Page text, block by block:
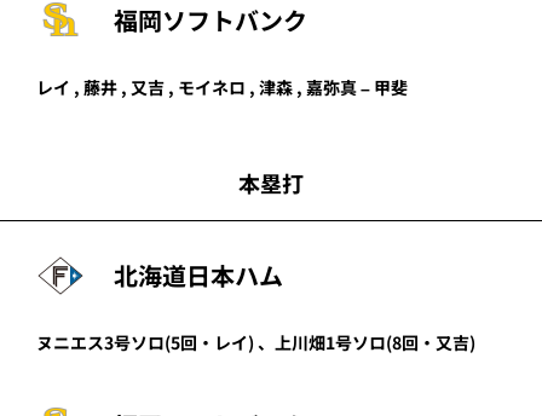
福岡ソフトバンク
レイ , 藤井 , 又吉 , モイネロ , 津森 , 嘉弥真– 甲斐
本塁打
北海道日本ハム
ヌニエス3号ソロ(5回・ レイ) 、 上川畑1号ソロ(8回・ 又吉)